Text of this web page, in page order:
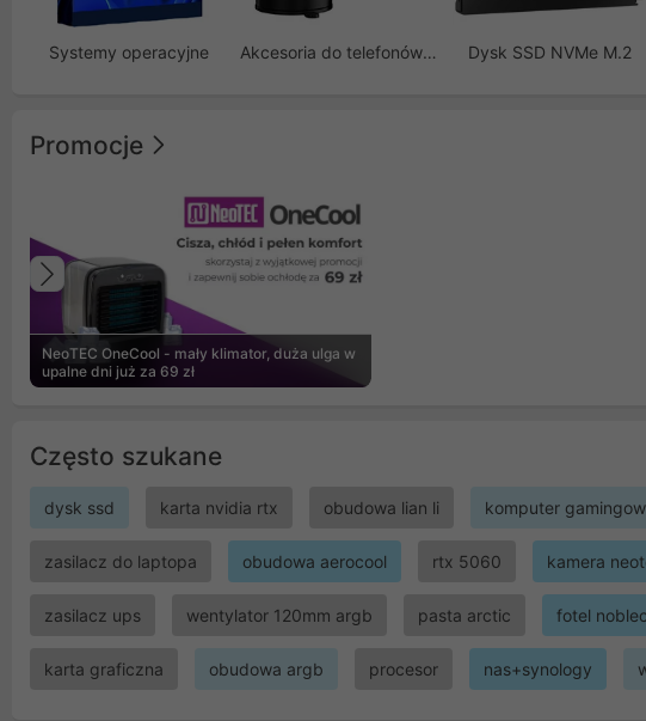
Systemy operacyjne Akcesoria do telefonów GSM Dysk SSD NVMe M.2
Promocje
NeoTEC OneCool - mały klimator, duża ulga w
upalne dni już za 69 zł
Poprzedni
Często szukane
dysk ssd karta nvidia rtx obudowa lian li komputer
zasilacz do laptopa obudowa aerocool rtx 5060 kamera
zasilacz ups wentylator 120mm argb pasta arctic fotel
karta graficzna obudowa argb procesor nas+synology